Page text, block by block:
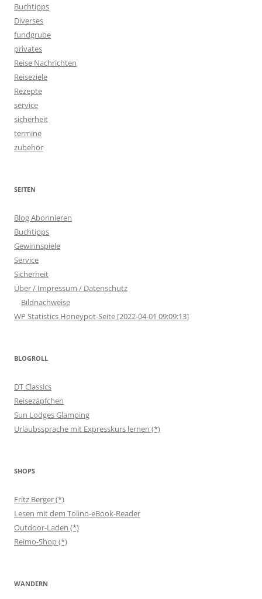
Buchtipps
Diverses
fundgrube
privates
Reise Nachrichten
Reiseziele
Rezepte
service
sicherheit
termine
zubehör
SEITEN
Blog Abonnieren
Buchtipps
Gewinnspiele
Service
Sicherheit
Über / Impressum / Datenschutz
Bildnachweise
WP Statistics Honeypot-Seite [2022-04-01 09:09:13]
BLOGROLL
DT Classics
Reisezäpfchen
Sun Lodges Glamping
Urlaubssprache mit Expresskurs lernen (*)
SHOPS
Fritz Berger (*)
Lesen mit dem Tolino-eBook-Reader
Outdoor-Laden (*)
Reimo-Shop (*)
WANDERN